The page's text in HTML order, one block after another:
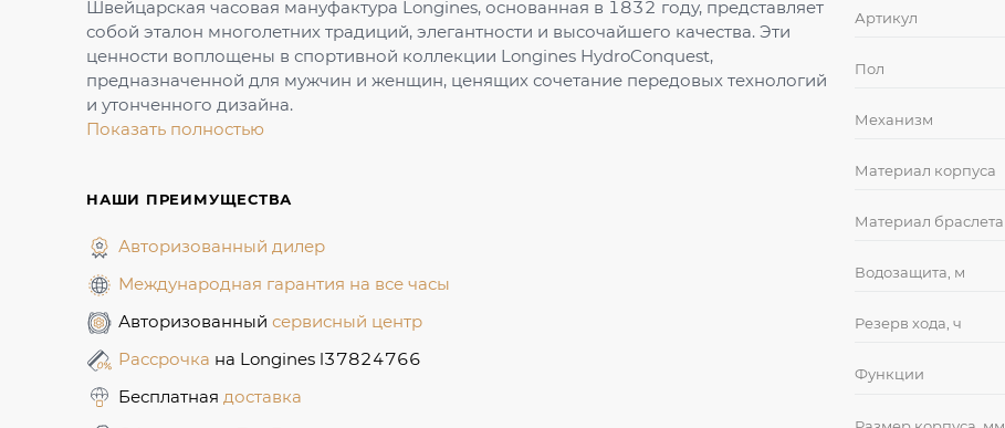
Швейцарская часовая мануфактура Longines, основанная в 1832 году, представляет
собой эталон многолетних традиций, элегантности и высочайшего качества. Эти
ценности воплощены в спортивной коллекции Longines HydroConquest,
предназначенной для мужчин и женщин, ценящих сочетание передовых технологий
и утонченного дизайна.
Показать полностью
НАШИ ПРЕИМУЩЕСТВА
Авторизованный дилер
Международная гарантия на все часы
Авторизованный сервисный центр
Рассрочка на Longines l37824766
Бесплатная доставка
Артикул
Пол
Механизм
Материал корпуса
Материал браслета
Водозащита, м
Резерв хода, ч
Функции